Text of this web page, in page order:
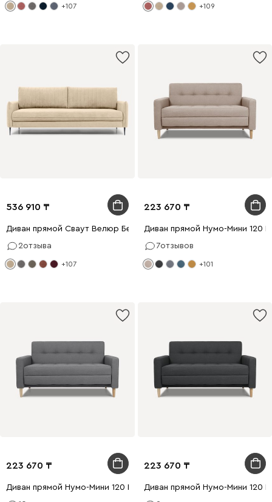
+107 +109
536 910
Диван прямой Сваут Велюр Бежевый
2отзыва
+107
223 670
Диван прямой Нумо-Мини 120
7отзывов
+101
223 670
Диван прямой Нумо-Мини 120 Рогожка Серый
223 670
Диван прямой Нумо-Мини 120